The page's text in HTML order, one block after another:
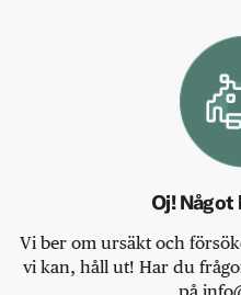
Oj!
Vi ber om ursäkt och
vi kan, håll ut! Har du